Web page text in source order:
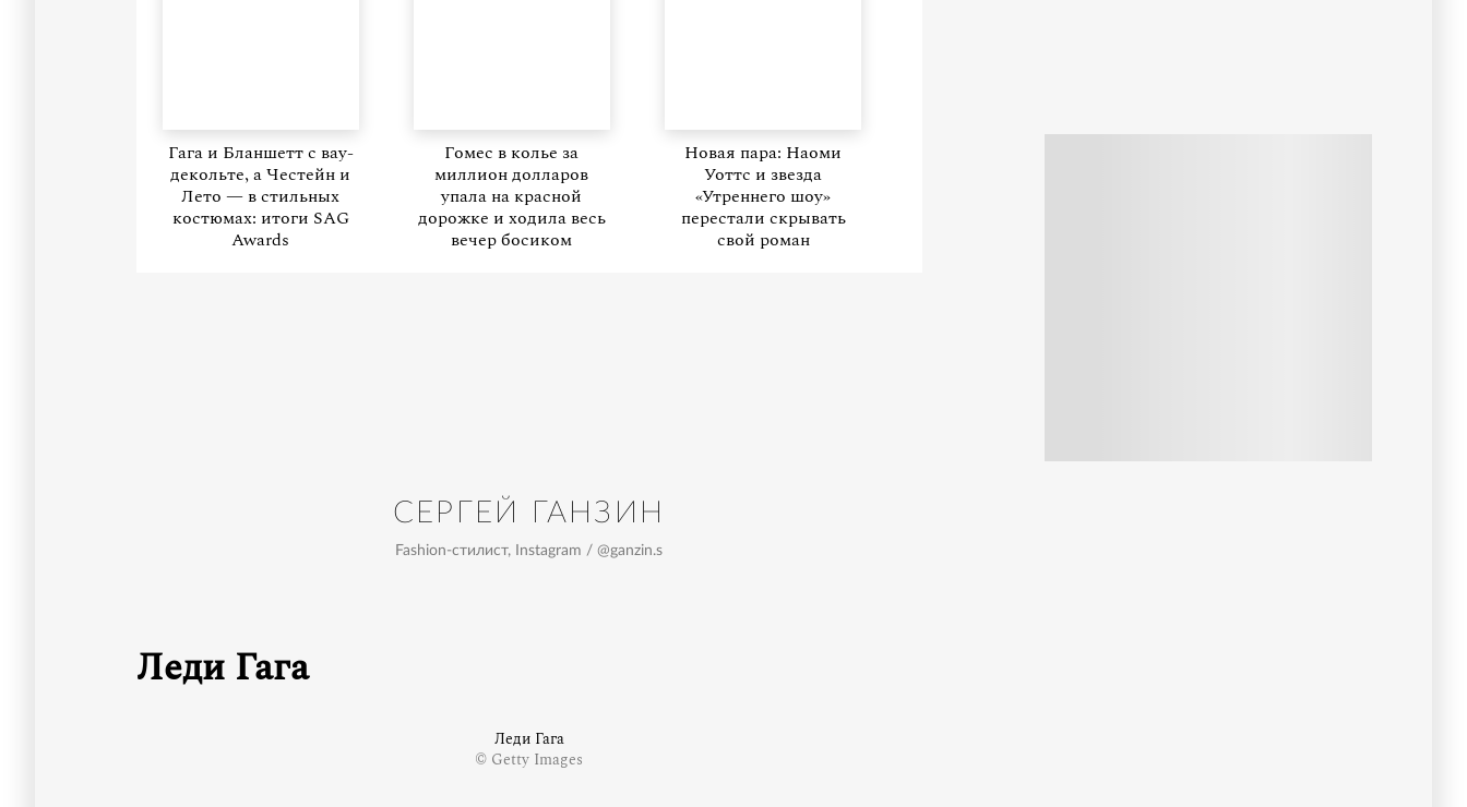
Гага и Бланшетт с вау-
декольте, а Честейн и
Лето — в стильных
костюмах: итоги SAG
Awards
Гомес в колье за
миллион долларов
упала на красной
дорожке и ходила весь
вечер босиком
Новая пара: Наоми
Уоттс и звезда
«Утреннего шоу»
перестали скрывать
свой роман
СЕРГЕЙ ГАНЗИН
Fashion-стилист, Instagram / @ganzin.s
Леди Гага
Леди Гага
© Getty Images